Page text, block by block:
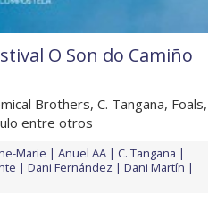
O Son do Camiño
Brothers, C. Tangana, Foals,
entre otros
Marie Anuel AA
C. Tangana
Dani Fernández
Dani Martín